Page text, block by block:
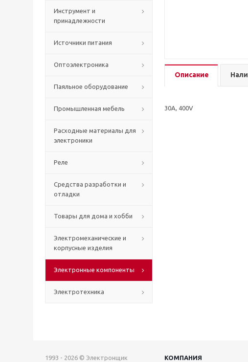
Инструмент и
принадлежности
Источники питания
Оптоэлектроника
Паяльное оборудование
Промышленная мебель
Расходные материалы для
электроники
Реле
Средства разработки и
отладки
Товары для дома и хобби
Электромеханические и
корпусные изделия
Электронные компоненты
Электротехника
Описание
30A, 400V
1993 - 2026 © Электронщик КОМПАНИЯ